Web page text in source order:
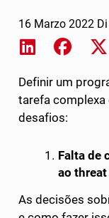
16 Marzo 2022 Di
Share onShare
Definir um
tarefa complexa
desafios:
Falta de
ao
As decisões